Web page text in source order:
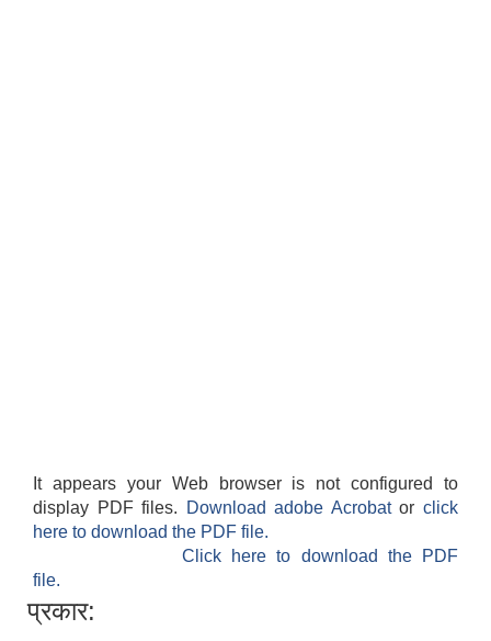
It appears your Web browser is not configured to
display PDF files.
Download adobe Acrobatorclick
here to download the PDF file.
Click here to download the PDF
file.
प्रकार: